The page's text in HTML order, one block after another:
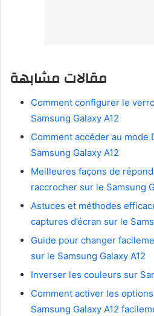
مقالات مشابهة
Comment configurer le
Samsung Galaxy A12
Comment accéder au mode
Samsung Galaxy A12
Meilleures façons de
raccrocher sur le Samsung
Astuces et méthodes
captures d’écran sur le
Guide pour changer
sur le Samsung Galaxy A12
Inverser les couleurs sur
Comment activer les
Samsung Galaxy A12